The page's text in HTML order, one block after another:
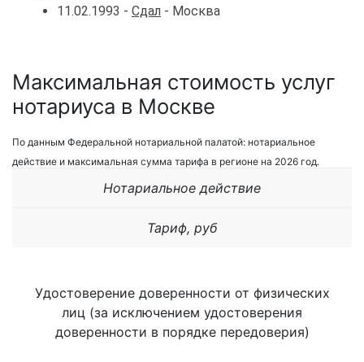
11.02.1993 - Сдал - Москва
Максимальная стоимость услуг
нотариуса в Москве
По данным Федеральной нотариальной палатой: нотариальное
действие и максимальная сумма тарифа в регионе на 2026 год.
Нотариальное действие
Тариф, руб
Удостоверение доверенности от физических
лиц (за исключением удостоверения
доверенности в порядке передоверия)